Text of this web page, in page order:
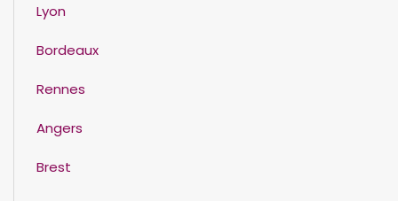
Lyon
Bordeaux
Rennes
Angers
Brest